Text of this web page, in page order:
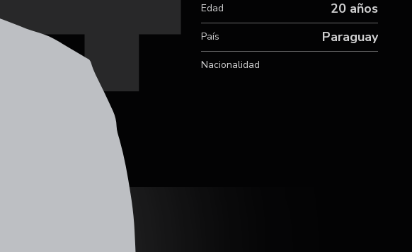
Edad 20 años
País Paraguay
Nacionalidad